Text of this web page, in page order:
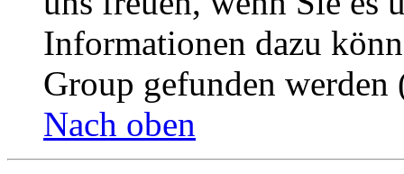
Informationen dazu
Group gefunden
Nach oben